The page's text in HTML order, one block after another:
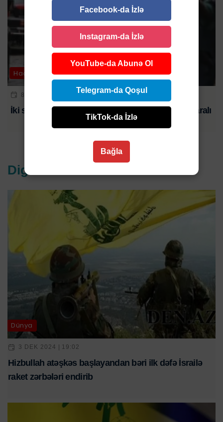
Hadisə
8 AVQ 2026 | 18:00
İki sərnişin avtobusu üz-üzə çırpıldıı: 8 ölü, 25 yaralı
Digər xəbərlər
Dünya
3 DEK 2024 | 19:02
Hizbullah atəşkəs başlayandan bəri ilk dəfə İsrailə
raket zərbələri endirib
Facebook-da İzlə
Instagram-da İzlə
YouTube-da Abunə Ol
Telegram-da Qoşul
TikTok-da İzlə
Bağla